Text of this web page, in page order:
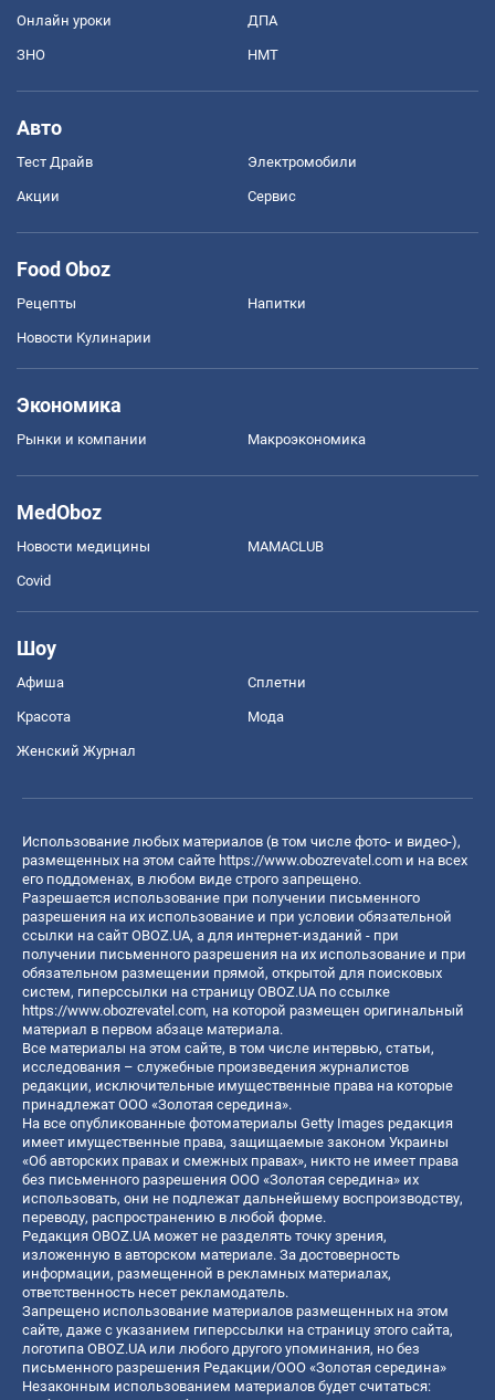
Онлайн уроки ДПА
ЗНО НМТ
Авто
Тест Драйв Электромобили
Акции Сервис
Food Oboz
Рецепты Напитки
Новости Кулинарии
Экономика
Рынки и компании Mакроэкономика
MedOboz
Новости медицины MAMACLUB
Covid
Шоу
Афиша Сплетни
Красота Мода
Женский Журнал
Использование любых материалов (в том числе фото- и видео-),
размещенных на этом сайте https://www.obozrevatel.com и на всех
его поддоменах, в любом виде строго запрещено.
Разрешается использование при получении письменного
разрешения на их использование и при условии обязательной
ссылки на сайт OBOZ.UA, а для интернет-изданий - при
получении письменного разрешения на их использование и при
обязательном размещении прямой, открытой для поисковых
систем, гиперссылки на страницу OBOZ.UA по ссылке
https://www.obozrevatel.com, на которой размещен оригинальный
материал в первом абзаце материала.
Все материалы на этом сайте, в том числе интервью, статьи,
исследования – служебные произведения журналистов
редакции, исключительные имущественные права на которые
принадлежат ООО «Золотая середина».
На все опубликованные фотоматериалы Getty Images редакция
имеет имущественные права, защищаемые законом Украины
«Об авторских правах и смежных правах», никто не имеет права
без письменного разрешения ООО «Золотая середина» их
использовать, они не подлежат дальнейшему воспроизводству,
переводу, распространению в любой форме.
Редакция OBOZ.UA может не разделять точку зрения,
изложенную в авторском материале. За достоверность
информации, размещенной в рекламных материалах,
ответственность несет рекламодатель.
Запрещено использование материалов размещенных на этом
сайте, даже с указанием гиперссылки на страницу этого сайта,
логотипа OBOZ.UA или любого другого упоминания, но без
письменного разрешения Редакции/ООО «Золотая середина»
Незаконным использованием материалов будет считаться: